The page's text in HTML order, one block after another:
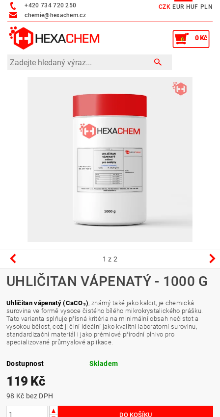
+420 734 720 250
chemie@hexachem.cz
CZK EUR HUF PLN
0 0 Kč
1 z 2
UHLIČITAN VÁPENATÝ - 1000 G
Uhličitan vápenatý (CaCO₃), známý také jako kalcit, je chemická
surovina ve formě vysoce čistého bílého mikrokrystalického prášku.
Tato varianta splňuje přísná kritéria na minimální obsah nečistot a
vysokou bělost, což ji činí ideální jako kvalitní laboratorní surovinu,
standardizační materiál i jako prémiové přírodní plnivo pro
specializované průmyslové aplikace.
Dostupnost Skladem
119 Kč
98 Kč bez DPH